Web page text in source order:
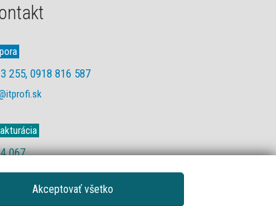
255, 0918 816 587
067
Akceptovať všetko